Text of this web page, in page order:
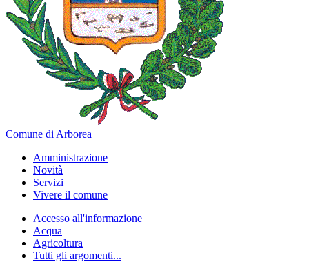
Comune di Arborea
Amministrazione
Novità
Servizi
Vivere il comune
Accesso all'informazione
Acqua
Agricoltura
Tutti gli argomenti...